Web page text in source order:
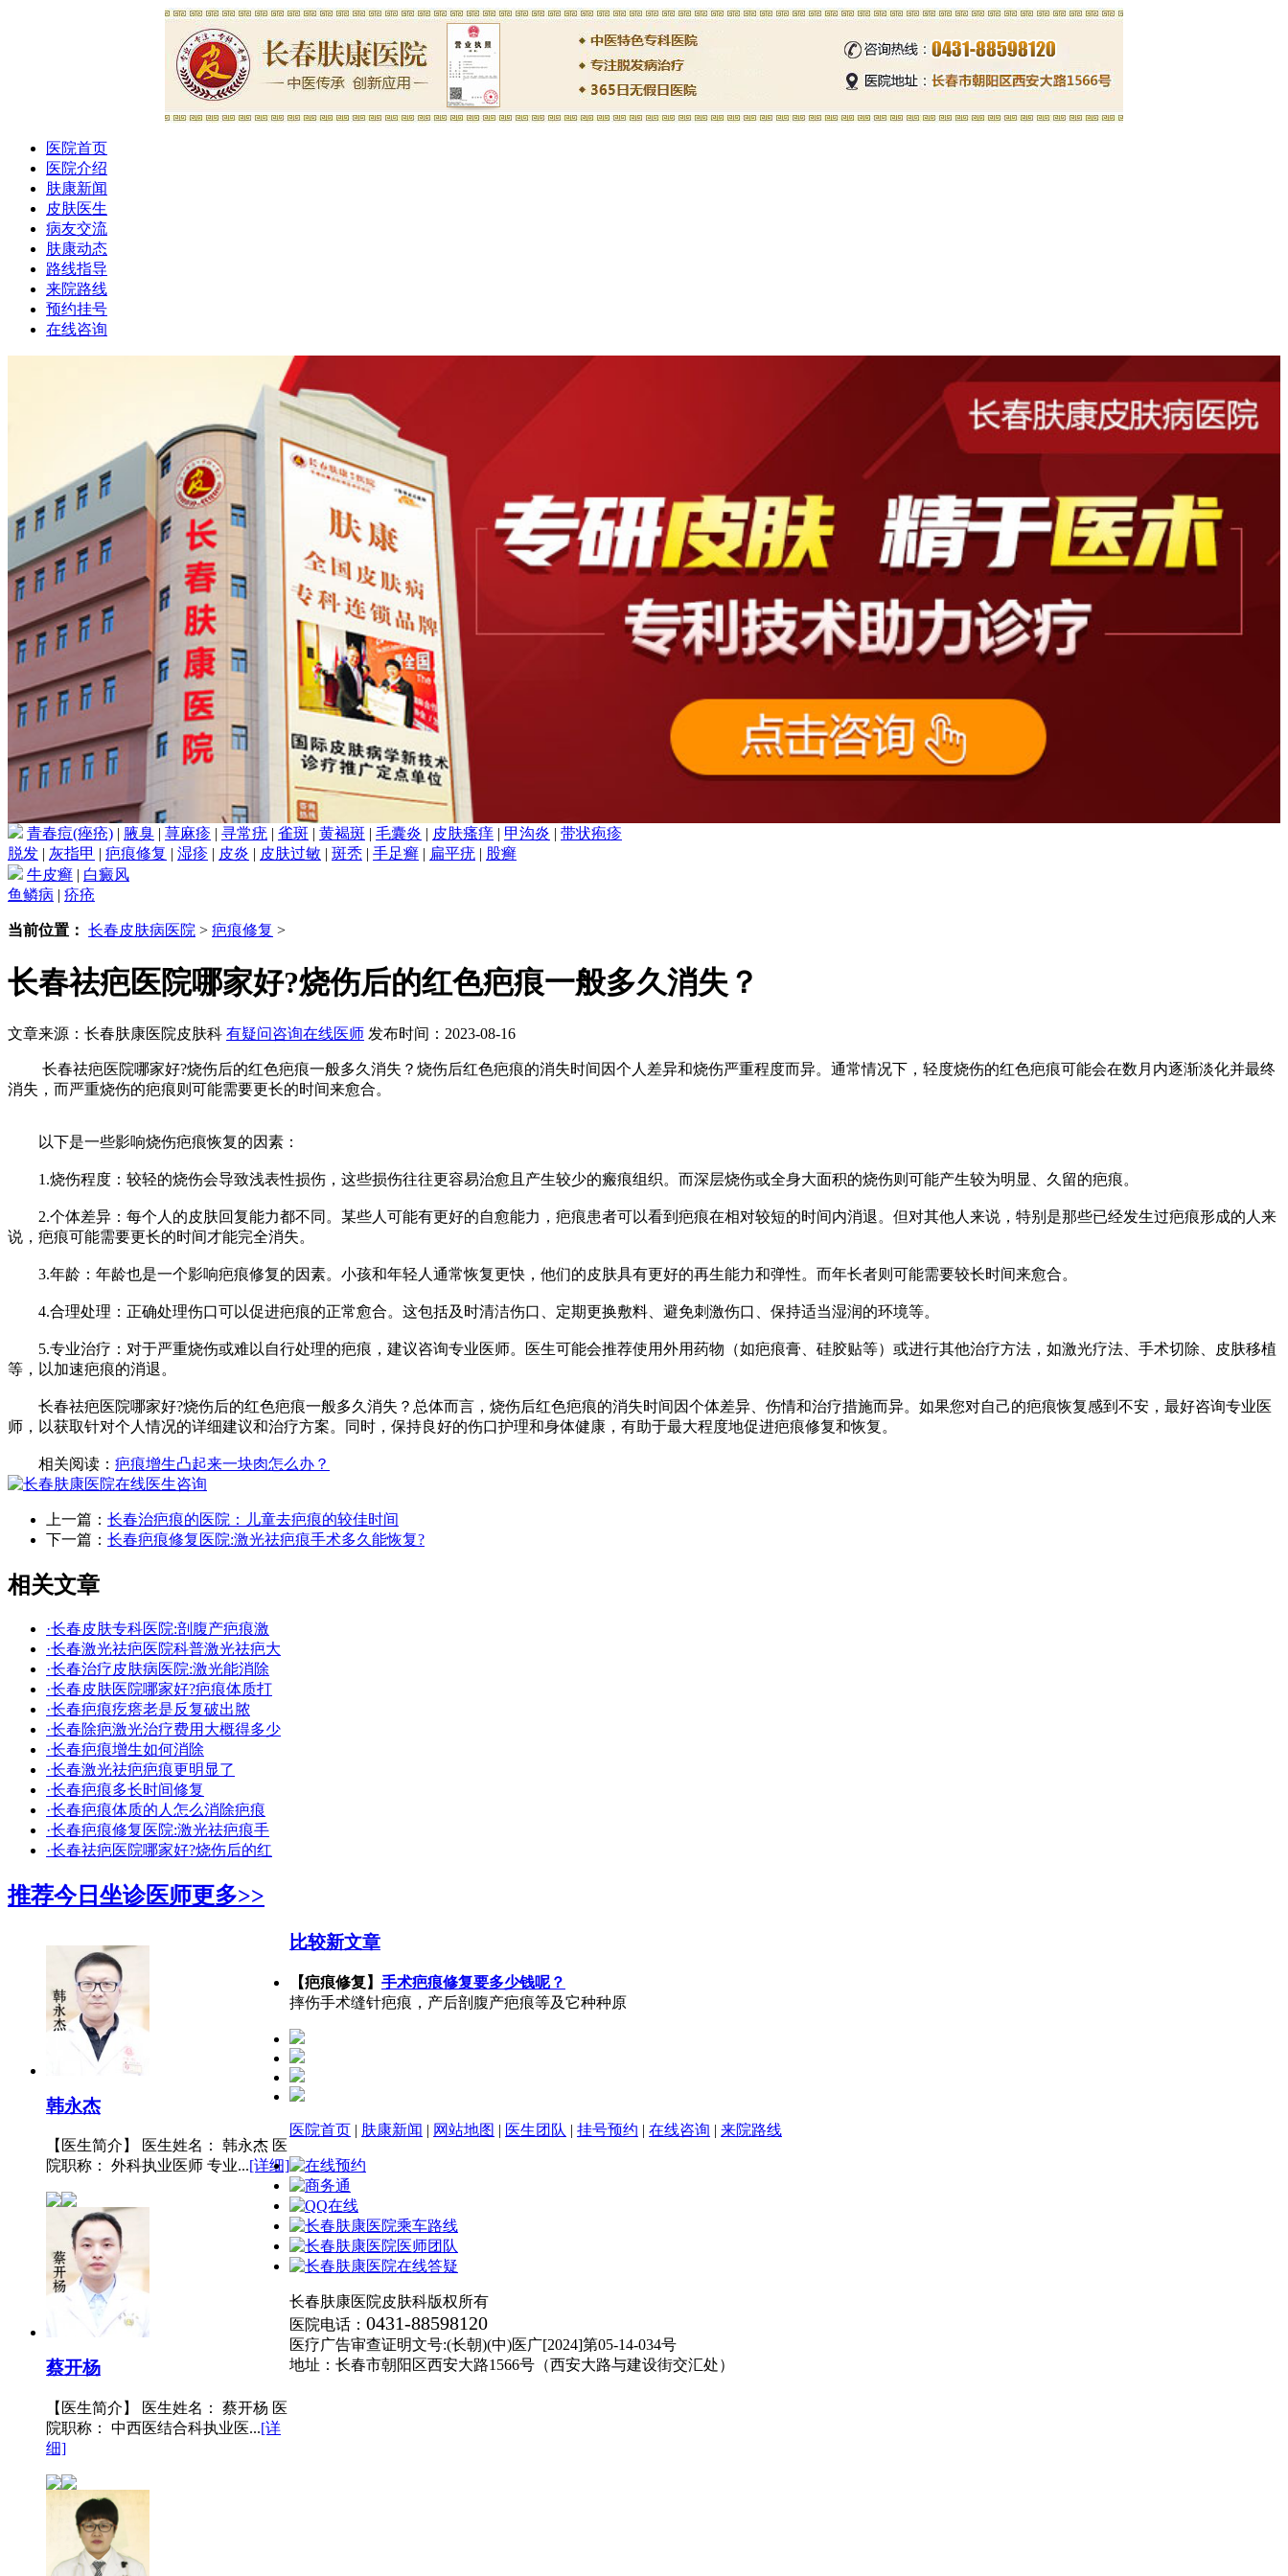
医院首页
医院介绍
肤康新闻
皮肤医生
病友交流
肤康动态
路线指导
来院路线
预约挂号
在线咨询
青春痘(痤疮) 腋臭 荨麻疹 寻常疣 雀斑 黄褐斑 毛囊炎 皮肤瘙痒 甲沟炎
带状疱疹
脱发
灰指甲 疤痕修复 湿疹 皮炎 皮肤过敏 斑秃 手足癣 扁平疣
股癣
牛皮癣
白癜风
鱼鳞病
疥疮
当前位置： 长春皮肤病医院 > 疤痕修复 >
长春祛疤医院哪家好?烧伤后的红色疤痕一般多久消失？
文章来源：长春肤康医院皮肤科 有疑问咨询在线医师 发布时间：2023-08-16
长春祛疤医院哪家好?烧伤后的红色疤痕一般多久消失？烧伤后红色疤痕的消失时间因个人差异和烧伤严重程度而异。通常情况下，轻度烧伤的红色疤痕可能会在数月内逐渐淡化并最终
消失，而严重烧伤的疤痕则可能需要更长的时间来愈合。
以下是一些影响烧伤疤痕恢复的因素：
1.烧伤程度：较轻的烧伤会导致浅表性损伤，这些损伤往往更容易治愈且产生较少的瘢痕组织。而深层烧伤或全身大面积的烧伤则可能产生较为明显、久留的疤痕。
2.个体差异：每个人的皮肤回复能力都不同。某些人可能有更好的自愈能力，疤痕患者可以看到疤痕在相对较短的时间内消退。但对其他人来说，特别是那些已经发生过疤痕形成的人来
说，疤痕可能需要更长的时间才能完全消失。
3.年龄：年龄也是一个影响疤痕修复的因素。小孩和年轻人通常恢复更快，他们的皮肤具有更好的再生能力和弹性。而年长者则可能需要较长时间来愈合。
4.合理处理：正确处理伤口可以促进疤痕的正常愈合。这包括及时清洁伤口、定期更换敷料、避免刺激伤口、保持适当湿润的环境等。
5.专业治疗：对于严重烧伤或难以自行处理的疤痕，建议咨询专业医师。医生可能会推荐使用外用药物（如疤痕膏、硅胶贴等）或进行其他治疗方法，如激光疗法、手术切除、皮肤移植
等，以加速疤痕的消退。
长春祛疤医院哪家好?烧伤后的红色疤痕一般多久消失？总体而言，烧伤后红色疤痕的消失时间因个体差异、伤情和治疗措施而异。如果您对自己的疤痕恢复感到不安，最好咨询专业医
师，以获取针对个人情况的详细建议和治疗方案。同时，保持良好的伤口护理和身体健康，有助于最大程度地促进疤痕修复和恢复。
相关阅读： 疤痕增生凸起来一块肉怎么办？
上一篇： 长春治疤痕的医院：儿童去疤痕的较佳时间
下一篇： 长春疤痕修复医院:激光祛疤痕手术多久能恢复?
相关文章
·长春皮肤专科医院:剖腹产疤痕激
·长春激光祛疤医院科普激光祛疤大
·长春治疗皮肤病医院:激光能消除
·长春皮肤医院哪家好?疤痕体质打
·长春疤痕疙瘩老是反复破出脓
·长春除疤激光治疗费用大概得多少
·长春疤痕增生如何消除
·长春激光祛疤疤痕更明显了
·长春疤痕多长时间修复
·长春疤痕体质的人怎么消除疤痕
·长春疤痕修复医院:激光祛疤痕手
·长春祛疤医院哪家好?烧伤后的红
推荐今日坐诊医师更多>>
韩永杰
【医生简介】 医生姓名： 韩永杰 医
院职称： 外科执业医师 专业...[详细]
蔡开杨
【医生简介】 医生姓名： 蔡开杨 医
院职称： 中西医结合科执业医...[详
细]
比较新文章
【疤痕修复】 手术疤痕修复要多少钱呢？
摔伤手术缝针疤痕，产后剖腹产疤痕等及它种种原
医院首页 | 肤康新闻 | 网站地图 | 医生团队 | 挂号预约 | 在线咨询 | 来院路线
长春肤康医院皮肤科版权所有
医院电话： 0431-88598120
医疗广告审查证明文号:(长朝)(中)医广[2024]第05-14-034号
地址：长春市朝阳区西安大路1566号（西安大路与建设街交汇处）